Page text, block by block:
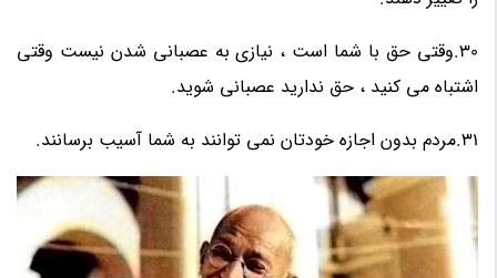
30.وقتی حق با شما است ، نیازی به عصبانی شدن نیست وقتی
اشتباه می کنید ، حق ندارید عصبانی شوید.
31.مردم بدون اجازه خودتان نمی توانند به شما آسیب برسانند.